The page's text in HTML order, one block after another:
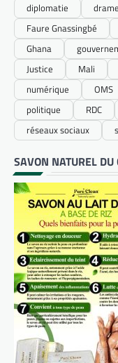
diplomatie
drame
Faure Gnassingbé
Ghana
Justice
Mali
numérique
OMS
politique
RDC
réseaux sociaux
SAVON NATUREL